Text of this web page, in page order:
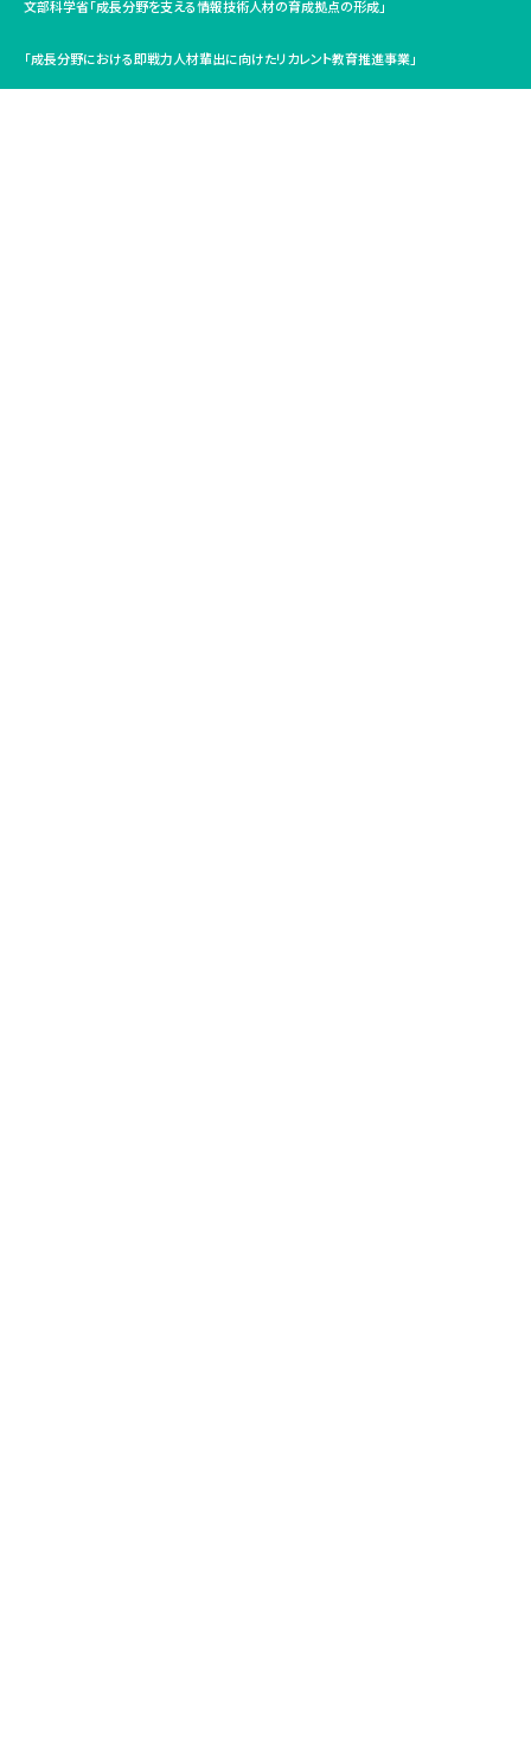
文部科学省「成長分野を支える情報技術人材の育成拠点の形成」
「成長分野における即戦力人材輩出に向けたリカレント教育推進事業」